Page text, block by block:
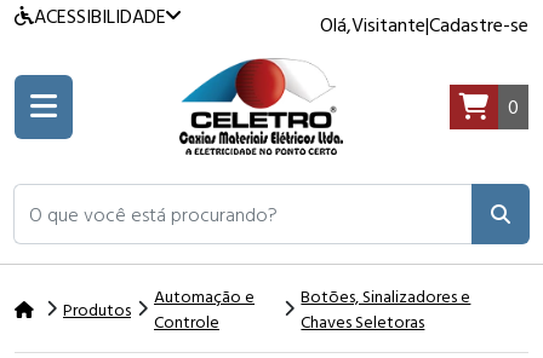
ACESSIBILIDADE Olá,Visitante|Cadastre-se
O que você está procurando?
0
Produtos
Automação e
Controle
Botões, Sinalizadores e
Chaves Seletoras